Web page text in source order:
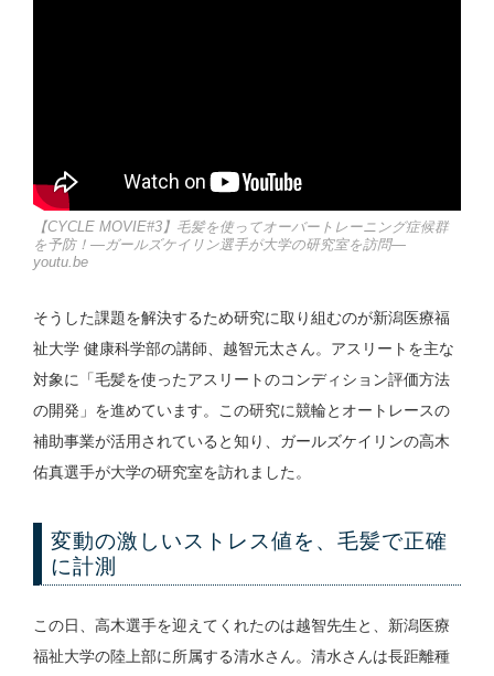
【CYCLE MOVIE#3】毛髪を使ってオーバートレーニング症候群
を予防！―ガールズケイリン選手が大学の研究室を訪問―
youtu.be
そうした課題を解決するため研究に取り組むのが新潟医療福
祉大学 健康科学部の講師、越智元太さん。アスリートを主な
対象に「毛髪を使ったアスリートのコンディション評価方法
の開発」を進めています。この研究に競輪とオートレースの
補助事業が活用されていると知り、ガールズケイリンの高木
佑真選手が大学の研究室を訪れました。
変動の激しいストレス値を、毛髪で正確
に計測
この日、高木選手を迎えてくれたのは越智先生と、新潟医療
福祉大学の陸上部に所属する清水さん。清水さんは長距離種